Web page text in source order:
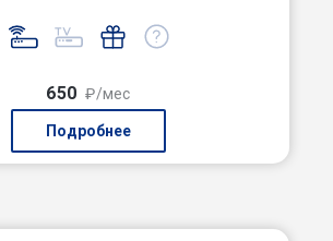
650 ₽/мес
Подробнее